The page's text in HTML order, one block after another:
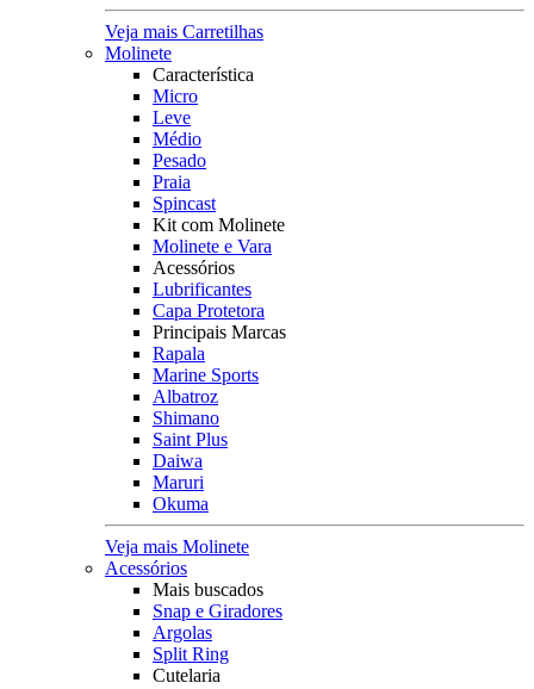
Veja mais Carretilhas
Molinete
Característica
Micro
Leve
Médio
Pesado
Praia
Spincast
Kit com Molinete
Molinete e Vara
Acessórios
Lubrificantes
Capa Protetora
Principais Marcas
Rapala
Marine Sports
Albatroz
Shimano
Saint Plus
Daiwa
Maruri
Okuma
Veja mais Molinete
Acessórios
Mais buscados
Snap e Giradores
Argolas
Split Ring
Cutelaria